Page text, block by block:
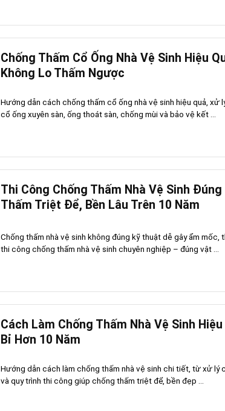
Chống Thấm Cổ Ống Nhà Vệ Sinh Hiệu
Không Lo Thấm Ngược
Hướng dẫn cách chống thấm cổ ống nhà vệ sinh hiệu quả,
cổ ống xuyên sàn, ống thoát sàn, chống mùi và bảo vệ kết ...
Thi Công Chống Thấm Nhà Vệ Sinh
Thấm Triệt Để, Bền Lâu Trên 10 Năm
Chống thấm nhà vệ sinh không đúng kỹ thuật dễ gây ẩm mốc,
thi công chống thấm nhà vệ sinh chuyên nghiệp – đúng vật ...
Cách Làm Chống Thấm Nhà Vệ Sinh
Bỉ Hơn 10 Năm
Hướng dẫn cách làm chống thấm nhà vệ sinh chi tiết, từ xử lý
và quy trình thi công giúp chống thấm triệt để, bền đẹp ...